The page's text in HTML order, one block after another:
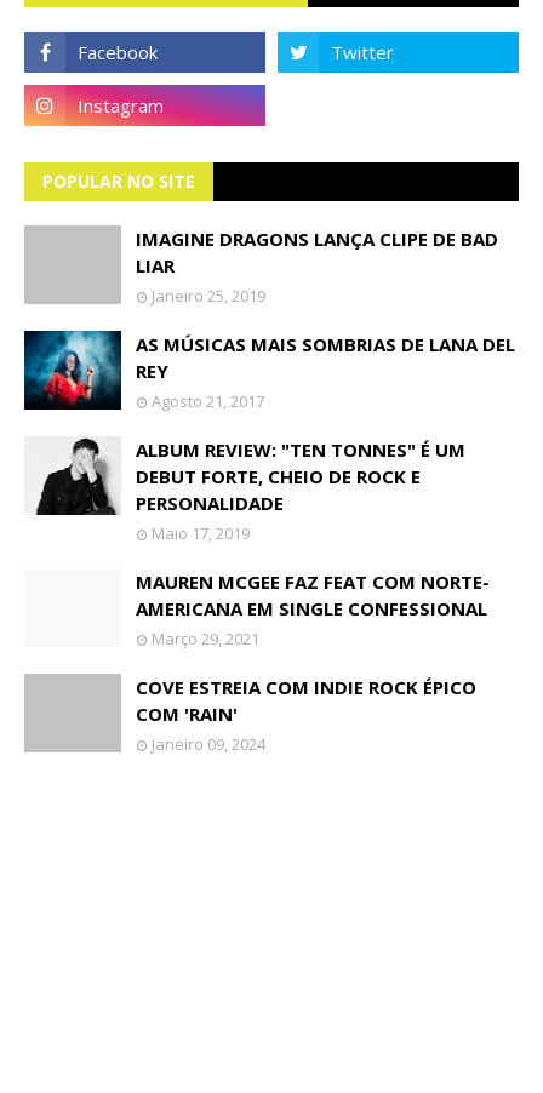
POPULAR NO SITE
IMAGINE DRAGONS LANÇA CLIPE DE BAD
LIAR
Janeiro 25, 2019
AS MÚSICAS MAIS SOMBRIAS DE LANA DEL
REY
Agosto 21, 2017
ALBUM REVIEW: "TEN TONNES" É UM
DEBUT FORTE, CHEIO DE ROCK E
PERSONALIDADE
Maio 17, 2019
MAUREN MCGEE FAZ FEAT COM NORTE-
AMERICANA EM SINGLE CONFESSIONAL
Março 29, 2021
COVE ESTREIA COM INDIE ROCK ÉPICO
COM 'RAIN'
Janeiro 09, 2024